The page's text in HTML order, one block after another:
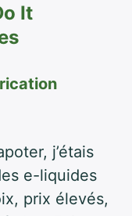
It
j’étais
e-liquides
prix élevés,